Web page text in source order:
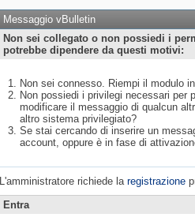
Messaggio vBulletin
Non sei collegato o non possiedi i
potrebbe dipendere da questi motivi:
Non sei connesso. Riempi il modulo
Non possiedi i privilegi necessari per
modificare il messaggio di qualcun
altro sistema privilegiato?
Se stai cercando di inserire un
account, oppure è in fase di
L'amministratore richiede la registrazione
Entra